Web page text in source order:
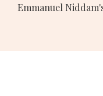
Emmanuel